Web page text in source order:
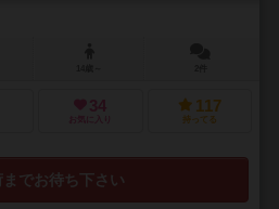
34
お気に入り
117
持ってる
までお待ち下さい